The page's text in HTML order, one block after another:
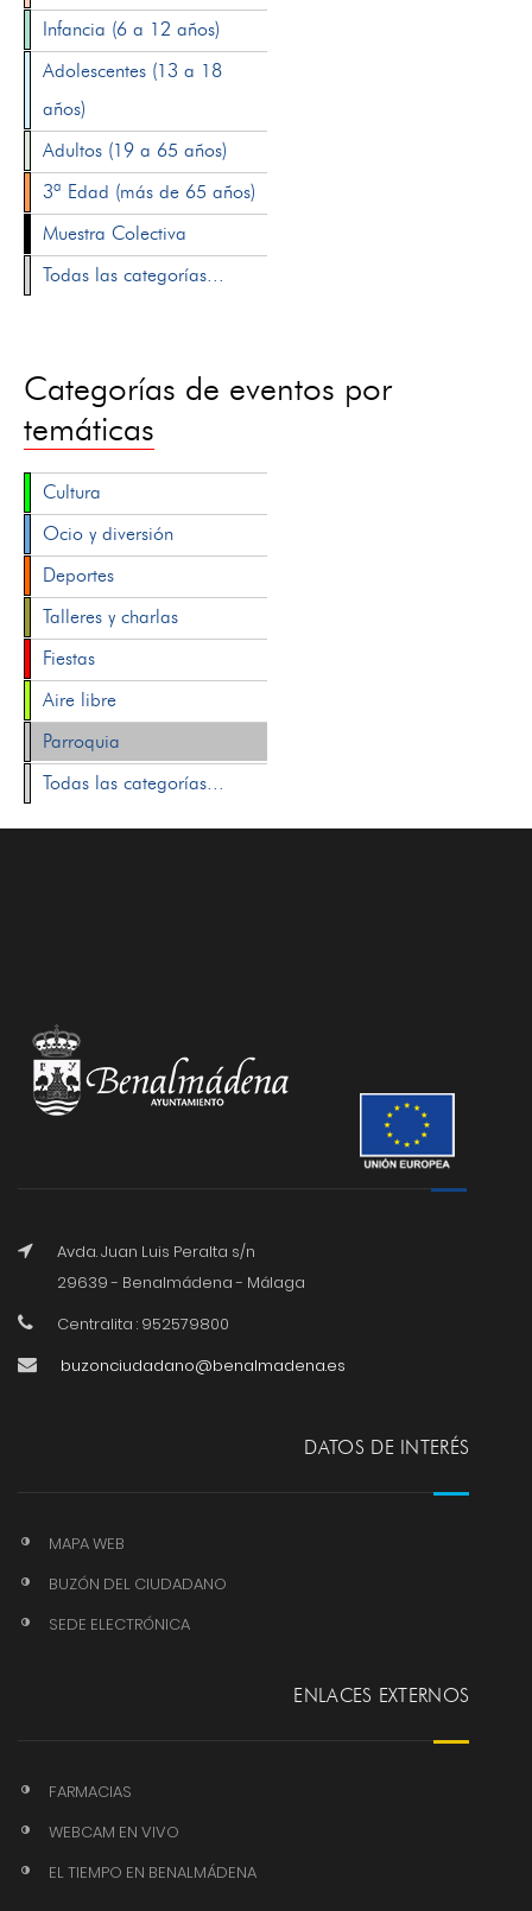
Infancia (6 a 12 años)
Adolescentes (13 a 18
años)
Adultos (19 a 65 años)
3ª Edad (más de 65 años)
Muestra Colectiva
Todas las categorías...
Categorías de eventos por
temáticas
Cultura
Ocio y diversión
Deportes
Talleres y charlas
Fiestas
Aire libre
Parroquia
Todas las categorías...
Avda. Juan Luis Peralta s/n
29639 - Benalmádena - Málaga
Centralita : 952579800
buzonciudadano@benalmadena.es
DATOS DE INTERÉS
MAPA WEB
BUZÓN DEL CIUDADANO
SEDE ELECTRÓNICA
ENLACES EXTERNOS
FARMACIAS
WEBCAM EN VIVO
EL TIEMPO EN BENALMÁDENA